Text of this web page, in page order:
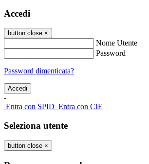
Accedi
button close ×
Nome Utente
Password
Password dimenticata?
-
Entra con SPID Entra con CIE
Seleziona utente
button close ×